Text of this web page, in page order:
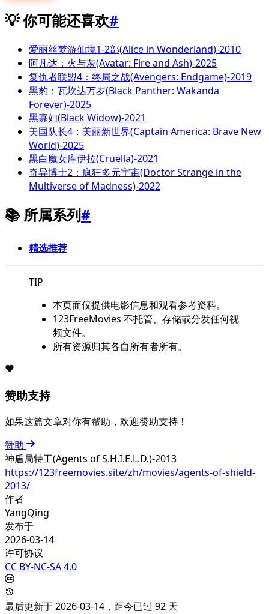
💡 你可能还喜欢#
爱丽丝梦游仙境1-2部(Alice in Wonderland)-2010
阿凡达：火与灰(Avatar: Fire and Ash)-2025
复仇者联盟4：终局之战(Avengers: Endgame)-2019
黑豹：瓦坎达万岁(Black Panther: Wakanda
Forever)-2025
黑寡妇(Black Widow)-2021
美国队长4：美丽新世界(Captain America: Brave New
World)-2025
黑白魔女库伊拉(Cruella)-2021
奇异博士2：疯狂多元宇宙(Doctor Strange in the
Multiverse of Madness)-2022
📚 所属系列#
精选推荐
TIP
本页面仅提供电影信息和观看参考资料。
123FreeMovies 不托管、存储或分发任何视
频文件。
所有资源归其各自所有者所有。
赞助支持
如果这篇文章对你有帮助，欢迎赞助支持！
赞助
神盾局特工(Agents of S.H.I.E.L.D.)-2013
https://123freemovies.site/zh/movies/agents-of-shield-
2013/
作者
YangQing
发布于
2026-03-14
许可协议
CC BY-NC-SA 4.0
最后更新于 2026-03-14，距今已过 92 天